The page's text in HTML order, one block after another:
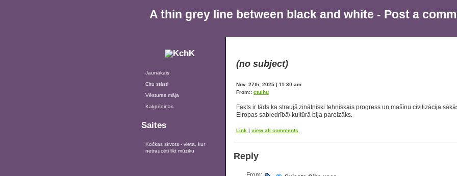
A thin grey line between black and white - Post a
Jaunākais
Citu stāsti
Vēstures māja
Kaķpēdiņas
Saites
Kočkas skvots - vieta, kur
netraucēti likt mūziku
(no subject)
Nov. 27th, 2025 | 11:30 am
From:: ctulhu
Fakts ir tāds ka straujš zinātniski tehniskais progress un mašīnu civilizācija
Eiropas sabiedrībā/ kultūrā bija pareizāks.
Link | view all comments
Reply